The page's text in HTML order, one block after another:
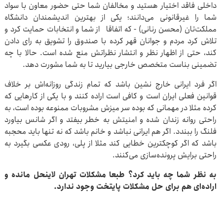
داخلی فاقد اختیار هستید و مخالفان شما حتی حضور معاون با سواد
شما را غیرقانونی می‌دانند؛ یکی از بهترین اندیشمندان دانشگاه
مملکت‌تان (محسن رنانی) - که اتفاقا از شما و انتخابات حمایت کرد و
تلاش کرد مردم و جوانان قهر کرده با صندوق را تشویق به رای دادن
کند، حتی از اظهار نظر و انتشار نظراتش منع شده است. حالا با چه
تضمینی بناست متخصص خارجی بیارید تا به شما مشورت دهد.
اگر فرد ایرانی خارج نشین باشد که تمام زندگی روزانه‌اش بر خلاف
قوانین فعلی ایران است و کافی است اراده کنند و با یکی از کارهایی که
کرده مثلا در مهمانی که بوده سر میزش مشروبات ممنوعه بوده است، به
راحتی روانه زندان شده و امنیتش به خطر بیفتد و اگر شانس بیاورد
فلنگ را ببندد. اگر هم ایرانی نباشد و خانم باشد که نه تنها باید محجبه
باشد که اگر کوچکترین خطایی کند مثلا از پلی، رودی عکسی بگیرد به
راحتی برایش پرونده‌سازی می‌کنند.
به نظر شما چه باید کرد؟ طبعا مشکلات تهران لاینحل مانده و
اراده‌ای هم برای حل مشکلات پایتخت وجود ندارد.